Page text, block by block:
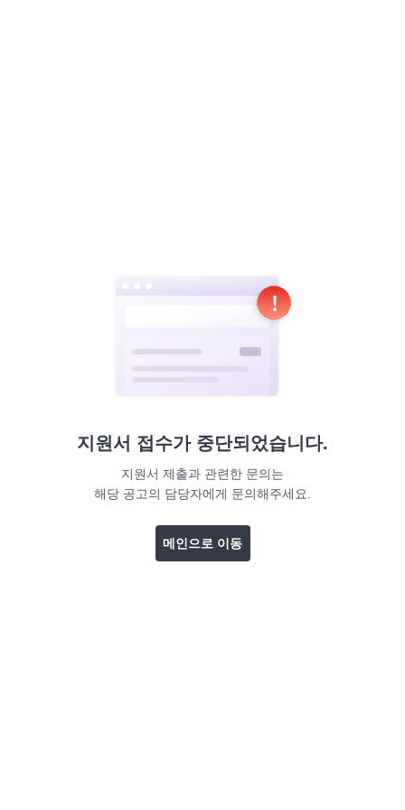
지원서 접수가 중단되었습니다.
지원서 제출과 관련한 문의는
해당 공고의 담당자에게 문의해주세요.
메인으로 이동